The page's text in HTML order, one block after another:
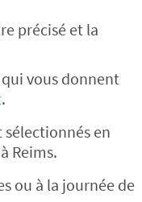
précisé et la
qui vous donnent
.
en
Reims.
ou à la journée de